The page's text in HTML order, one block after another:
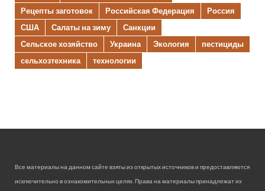
Рецепты заготовок
Российская Федерация
Россия
США
Салаты на зиму
Санкции
Сельское хозяйство
Украина Экология
пестициды
сельхозтехника
технологии
Все материалы на данном сайте взяты из открытых источников и предоставляются
исключительно в ознакомительных целях. Права на материалы принадлежат их